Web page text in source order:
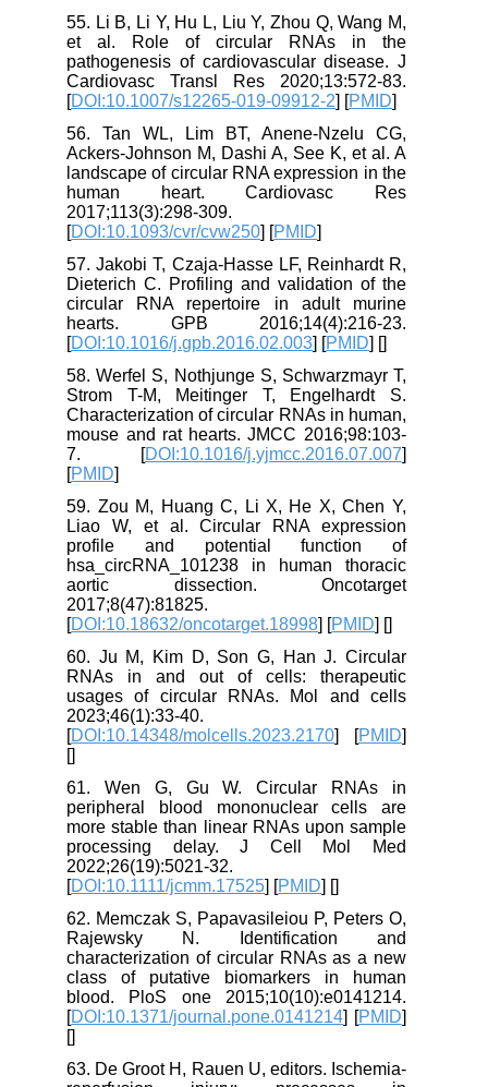
55. Li B, Li Y, Hu L, Liu Y, Zhou Q, Wang M,
et al. Role of circular RNAs in the
pathogenesis of cardiovascular disease. J
Cardiovasc Transl Res 2020;13:572-83.
[DOI:10.1007/s12265-019-09912-2] [PMID
56. Tan WL, Lim BT, Anene-Nzelu CG,
Ackers-Johnson M, Dashi A, See K, et al. A
landscape of circular RNA expression in the
human heart. Cardiovasc Res
2017;113(3):298-309.
[DOI:10.1093/cvr/cvw250] [PMID
57. Jakobi T, Czaja-Hasse LF, Reinhardt R,
Dieterich C. Profiling and validation of the
circular RNA repertoire in adult murine
hearts. GPB 2016;14(4):216-23.
[DOI:10.1016/j.gpb.2016.02.003] [PMID] [
58. Werfel S, Nothjunge S, Schwarzmayr T,
Strom T-M, Meitinger T, Engelhardt S.
Characterization of circular RNAs in human,
mouse and rat hearts. JMCC 2016;98:103-
7. [DOI:10.1016/j.yjmcc.2016.07.007
[PMID
59. Zou M, Huang C, Li X, He X, Chen Y,
Liao W, et al. Circular RNA expression
profile and potential function of
hsa_circRNA_101238 in human thoracic
aortic dissection. Oncotarget
2017;8(47):81825.
[DOI:10.18632/oncotarget.18998] [PMID] [
60. Ju M, Kim D, Son G, Han J. Circular
RNAs in and out of cells: therapeutic
usages of circular RNAs. Mol and cells
2023;46(1):33-40.
[DOI:10.14348/molcells.2023.2170 ] [PMID
61. Wen G, Gu W. Circular RNAs in
peripheral blood mononuclear cells are
more stable than linear RNAs upon sample
processing delay. J Cell Mol Med
2022;26(19):5021-32.
[DOI:10.1111/jcmm.17525] [PMID] [
62. Memczak S, Papavasileiou P, Peters O,
Rajewsky N. Identification and
characterization of circular RNAs as a new
class of putative biomarkers in human
blood. PloS one 2015;10(10):e0141214.
[DOI:10.1371/journal.pone.0141214] [PMID
63. De Groot H, Rauen U, editors. Ischemia-